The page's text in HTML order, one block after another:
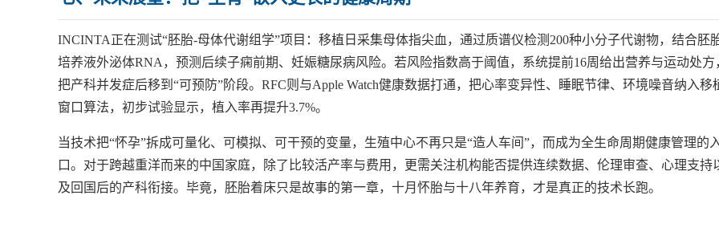
INCINTA正在测试“胚胎-母体代谢组学”项目：移植日采集母体指尖血，通过质谱仪检测200种小分子代谢物，结合胚
培养液外泌体RNA，预测后续子痫前期、妊娠糖尿病风险。若风险指数高于阈值，系统提前16周给出营养与运动处方
把产科并发症后移到“可预防”阶段。RFC则与Apple Watch健康数据打通，把心率变异性、睡眠节律、环境噪音纳入移
窗口算法，初步试验显示，植入率再提升3.7%。
当技术把“怀孕”拆成可量化、可模拟、可干预的变量，生殖中心不再只是“造人车间”，而成为全生命周期健康管理的
口。对于跨越重洋而来的中国家庭，除了比较活产率与费用，更需关注机构能否提供连续数据、伦理审查、心理支持
及回国后的产科衔接。毕竟，胚胎着床只是故事的第一章，十月怀胎与十八年养育，才是真正的技术长跑。